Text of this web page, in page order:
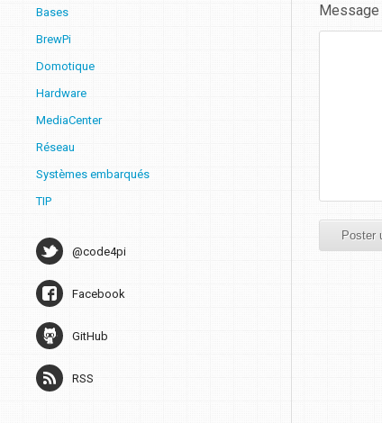
Message
Bases
BrewPi
Domotique
Hardware
MediaCenter
Réseau
Systèmes embarqués
TIP
@code4pi
Facebook
GitHub
RSS